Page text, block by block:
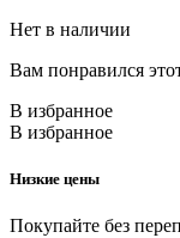
Нет в наличии
Вам понравился
В избранное
В избранное
Низкие цены
Покупайте без